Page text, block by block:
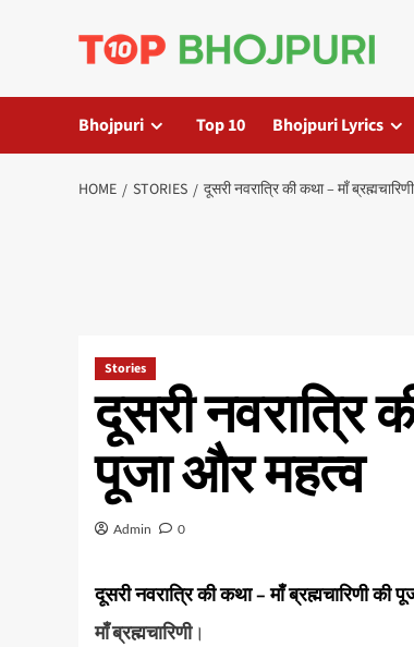
Bhojpuri Top 10 Bhojpuri Lyrics
HOME STORIES दूसरी नवरात्रि की कथा – माँ
Stories
दूसरी नवरात्रि
पूजा और महत्व
Admin 0
दूसरी नवरात्रि की कथा – माँ ब्रह्मचारिणी
माँ ब्रह्मचारिणी।